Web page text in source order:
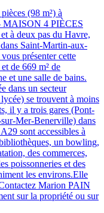
(98 m²) à
4 PIÈCES
à deux pas du Havre,
Saint-Martin-aux-
présenter cette
de 669 m² de
et une salle de bains.
dans un secteur
se trouvent à moins
il y a trois gares (Pont-
Mer-Benerville) dans
sont accessibles à
un bowling,
des commerces,
poissonneries et des
les environs.Elle
Marion PAIN
sur la propriété ou sur